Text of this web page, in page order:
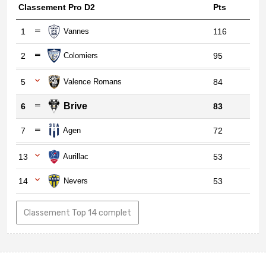
Classement Pro D2 Pts
1 Vannes 116
2 Colomiers 95
5 Valence Romans 84
6 Brive 83
7 Agen 72
13 Aurillac 53
14 Nevers 53
Classement Top 14 complet